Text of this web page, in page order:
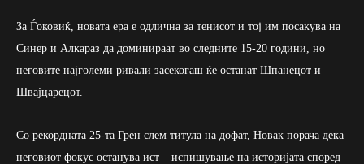
За Ѓоковиќ, новата ера е одлична за тенисот и тој им посакува на
Синер и Алкараз да доминираат во следните 15-20 години, но
неговите најголеми ривали засекогаш ќе останат Шпанецот и
Швајцарецот.
Со рекордната 25-та Грен слем титула на дофат, Новак порача дека
неговиот фокус останува ист – испишување на историјата според